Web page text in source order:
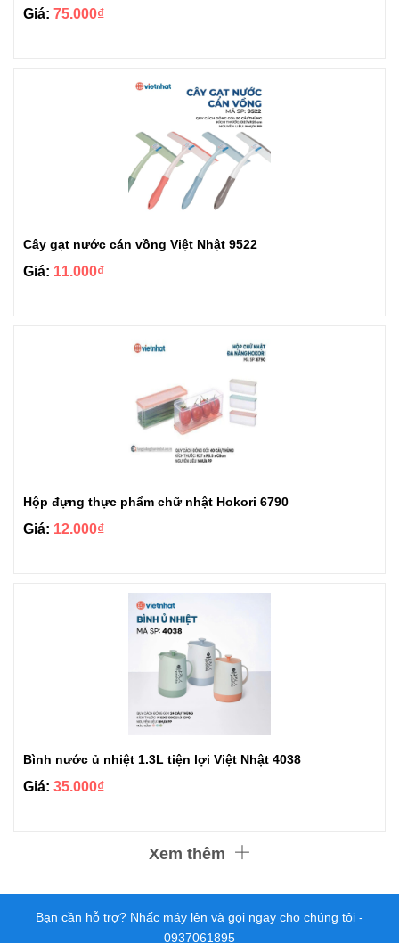
Giá: 75.000₫
Cây gạt nước cán vồng Việt Nhật 9522
Giá: 11.000₫
Hộp đựng thực phẩm chữ nhật Hokori 6790
Giá: 12.000₫
Bình nước ủ nhiệt 1.3L tiện lợi Việt Nhật 4038
Giá: 35.000₫
Xem thêm
Bạn cần hỗ trợ? Nhấc máy lên và gọi ngay cho chúng tôi -
0937061895